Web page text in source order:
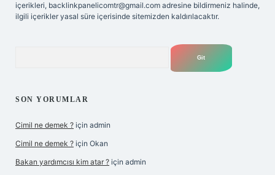
içerikleri, backlinkpanelicomtr@gmail.com adresine bildirmeniz halinde,
ilgili içerikler yasal süre içerisinde sitemizden kaldırılacaktır.
SON YORUMLAR
Cimil ne demek ? için admin
Cimil ne demek ? için Okan
Bakan yardımcısı kim atar ? için admin